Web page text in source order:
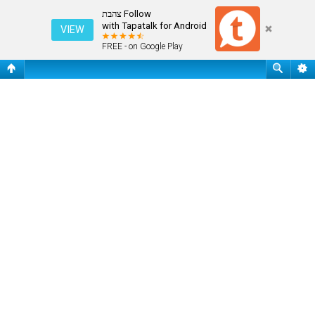
Follow צהבת
with Tapatalk for Android
FREE - on Google Play
VIEW
חיפוש